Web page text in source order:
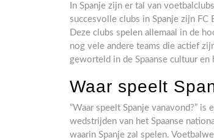
In Spanje zijn er tal van
succesvolle clubs in Spanje zijn FC
Deze clubs spelen allemaal in de
nog vele andere teams die actief
geworteld in de Spaanse cultuur
Waar speelt
“Waar speelt Spanje vanavond?”
wedstrijden van het Spaanse
waarin Spanje zal spelen.